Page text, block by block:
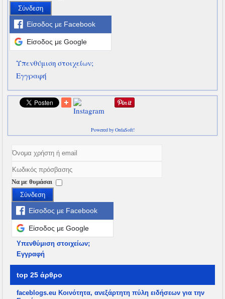
Σύνδεση
Είσοδος με Facebook
Είσοδος με Google
Υπενθύμιση στοιχείων;
Εγγραφή
Powered by OrdaSoft!
Να με θυμάσαι
Σύνδεση
Είσοδος με Facebook
Είσοδος με Google
Υπενθύμιση στοιχείων;
Εγγραφή
top 25 άρθρο
faceblogs.eu Κοινότητα, ανεξάρτητη πύλη ειδήσεων για την